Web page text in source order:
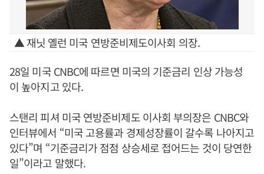
▲ 재닛 옐런 미국 연방준비제도이사회 의장.
28일 미국 CNBC에 따르면 미국의 기준금리 인상 가능성
이 높아지고 있다.
스탠리 피셔 미국 연방준비제도 이사회 부의장은 CNBC와
인터뷰에서 “미국 고용률과 경제성장률이 갈수록 나아지고
있다”며 “기준금리가 점점 상승세로 접어드는 것이 당연한
일”이라고 말했다.